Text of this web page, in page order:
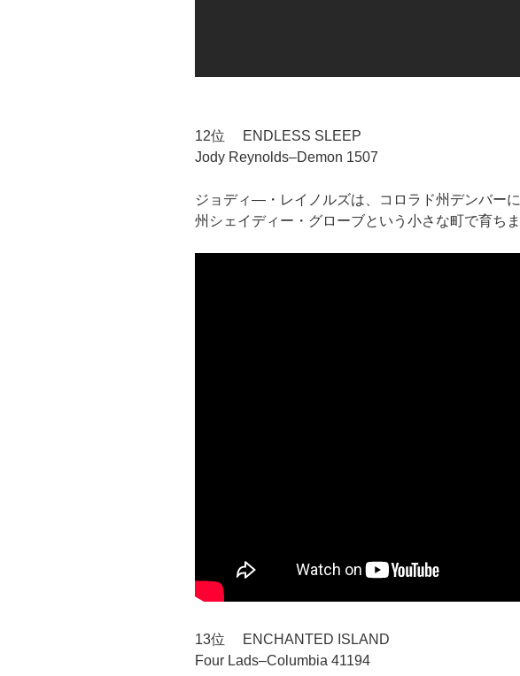
12位 ENDLESS SLEEP
Jody Reynolds–Demon 1507
ジョディ―・レイノルズは、コロラド州デンバー
州シェイディー・グローブという小さな町で育ちま
13位 ENCHANTED ISLAND
Four Lads–Columbia 41194